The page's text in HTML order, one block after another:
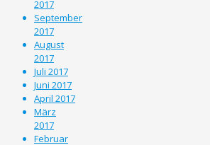
2017
September
2017
August
2017
Juli 2017
Juni 2017
April 2017
März
2017
Februar